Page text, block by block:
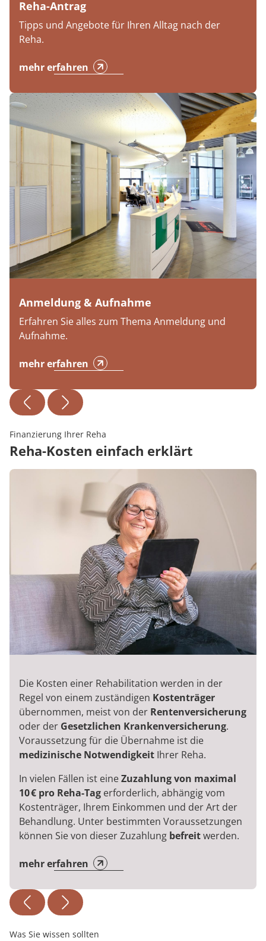
Reha-Antrag
Tipps und Angebote für Ihren Alltag nach der
Reha.
mehr erfahren
Anmeldung & Aufnahme
Erfahren Sie alles zum Thema Anmeldung und
Aufnahme.
mehr erfahren
Finanzierung Ihrer Reha
Reha-Kosten einfach erklärt
Die Kosten einer Rehabilitation werden in der
Regel von einem zuständigen Kostenträger
übernommen, meist von der Rentenversicherung
oder der Gesetzlichen Krankenversicherung.
Voraussetzung für die Übernahme ist die
medizinische Notwendigkeit Ihrer Reha.
In vielen Fällen ist eineZuzahlung von maximal
10 € pro Reha-Tag erforderlich, abhängig vom
Kostenträger, Ihrem Einkommen und der Art der
Behandlung. Unter bestimmten Voraussetzungen
können Sie von dieser Zuzahlung befreitwerden.
mehr erfahren
Was Sie wissen sollten